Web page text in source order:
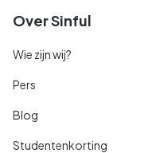
Over Sinful
Wie zijn wij?
Pers
Blog
Studentenkorting